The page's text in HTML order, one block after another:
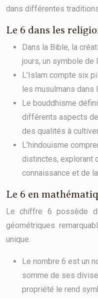
dans différentes
Le 6 dans les
Dans la Bible, la
jours, un symbole de
L’Islam compte six
les musulmans dans
Le bouddhisme
différents aspects
des qualités à
L’hindouisme
distinctes, explorant
connaissance et de
Le 6 en
Le chiffre 6 possède
géométriques
unique.
Le nombre 6 est un
somme de ses
propriété le rend